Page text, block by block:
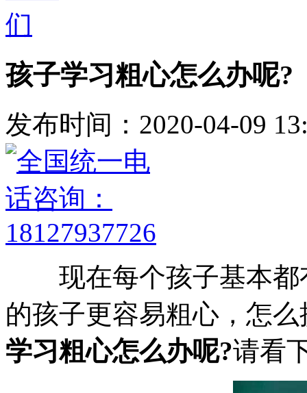
孩子学习粗心怎么办呢?
发布时间：2020-04-09
现在每个孩子基本都
的孩子更容易粗心，怎
学习粗心怎么办呢?请看